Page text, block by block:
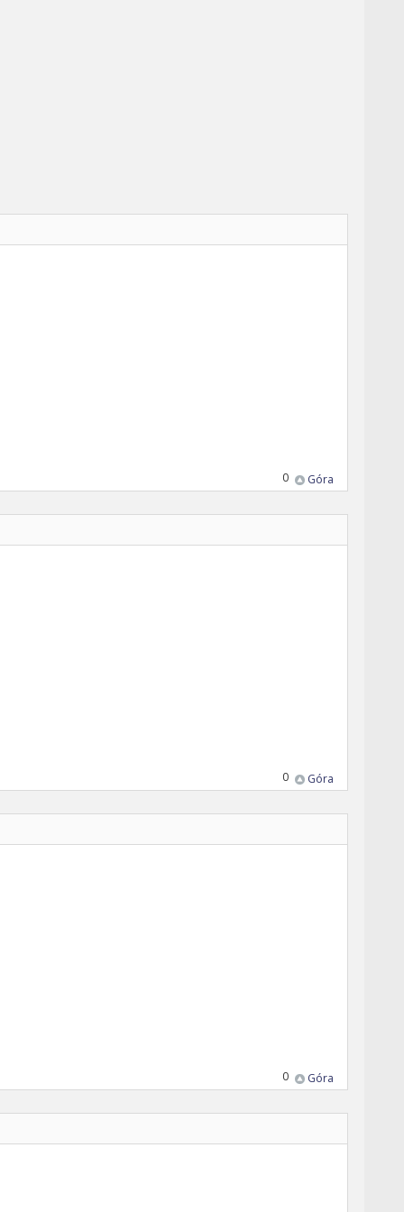
Góra
0
Góra
0
Góra
0